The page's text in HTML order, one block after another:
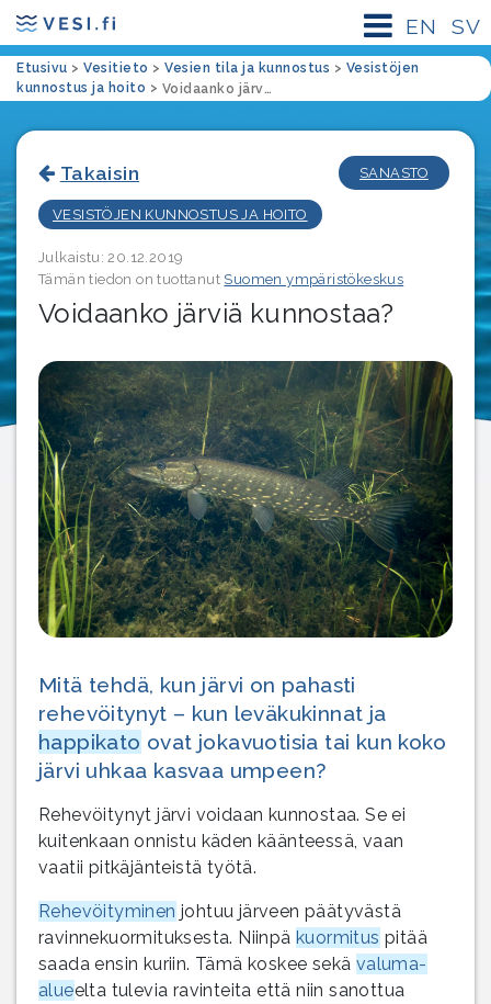
SV
EN
Etusivu > Vesitieto > Vesien tila ja kunnostus > Vesistöjen
kunnostus ja hoito > Voidaanko järviä kunnostaa?
Takaisin
VESISTÖJEN KUNNOSTUS JA HOITO
Julkaistu: 20.12.2019
Tämän tiedon on tuottanut Suomen ympäristökeskus
Voidaanko järviä kunnostaa?
Mitä tehdä, kun järvi on pahasti
rehevöitynyt – kun leväkukinnat ja
happikato ovat jokavuotisia tai kun koko
järvi uhkaa kasvaa umpeen?
Rehevöitynyt järvi voidaan kunnostaa. Se ei
kuitenkaan onnistu käden käänteessä, vaan
vaatii pitkäjänteistä työtä.
Rehevöityminen johtuu järveen päätyvästä
ravinnekuormituksesta. Niinpä kuormitus pitää
saada ensin kuriin. Tämä koskee sekä valuma-
alueelta tulevia ravinteita että niin sanottua
SANASTO